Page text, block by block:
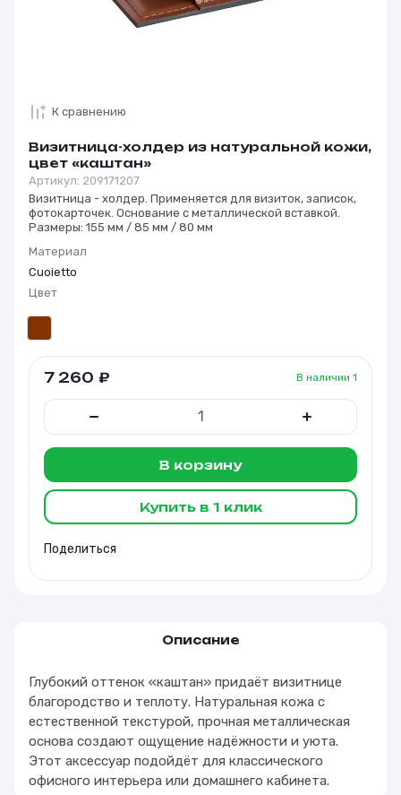
Визитница-холдер из натуральной кожи,
цвет «каштан»
Артикул: 209171207
Визитница - холдер. Применяется для визиток, записок,
фотокарточек. Основание с металлической вставкой.
Размеры: 155 мм / 85 мм / 80 мм
Материал
Cuoietto
Цвет
В наличии 1
7 260 ₽
В корзину
Купить в 1 клик
К сравнению
Поделиться
Описание
Глубокий оттенок «каштан» придаёт визитнице
благородство и теплоту. Натуральная кожа с
естественной текстурой, прочная металлическая
основа создают ощущение надёжности и уюта.
Этот аксессуар подойдёт для классического
офисного интерьера или домашнего кабинета.